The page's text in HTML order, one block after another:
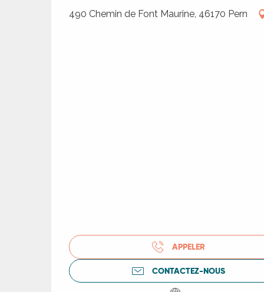
490 Chemin de Font Maurine, 46170 Pern
APPELER
CONTACTEZ-NOUS